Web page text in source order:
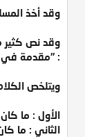
وقد أخذ
وقد نص كثير
: "مقدمة في
ويتلخص
الأول : ما
الثاني : ما